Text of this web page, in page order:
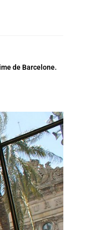
de Barcelone.